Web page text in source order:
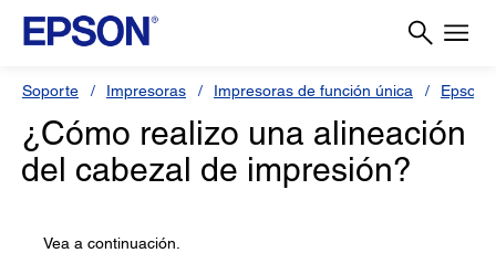
Soporte Impresoras Impresoras de función única Epson
¿Cómo realizo una alineación
del cabezal de impresión?
Vea a continuación.